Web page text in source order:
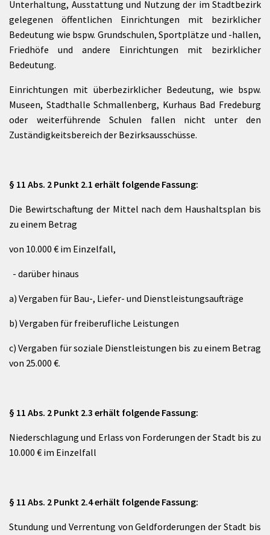
Unterhaltung, Ausstattung und Nutzung der im Stadtbezirk
gelegenen öffentlichen Einrichtungen mit bezirklicher
Bedeutung wie bspw. Grundschulen, Sportplätze und -hallen,
Friedhöfe und andere Einrichtungen mit bezirklicher
Bedeutung.
Einrichtungen mit überbezirklicher Bedeutung, wie bspw.
Museen, Stadthalle Schmallenberg, Kurhaus Bad Fredeburg
oder weiterführende Schulen fallen nicht unter den
Zuständigkeitsbereich der Bezirksausschüsse.
§ 11 Abs. 2 Punkt 2.1 erhält folgende Fassung:
Die Bewirtschaftung der Mittel nach dem Haushaltsplan bis
zu einem Betrag
von 10.000 € im Einzelfall,
- darüber hinaus
a) Vergaben für Bau-, Liefer- und Dienstleistungsaufträge
b) Vergaben für freiberufliche Leistungen
c) Vergaben für soziale Dienstleistungen bis zu einem Betrag
von 25.000 €.
§ 11 Abs. 2 Punkt 2.3 erhält folgende Fassung:
Niederschlagung und Erlass von Forderungen der Stadt bis zu
10.000 € im Einzelfall
§ 11 Abs. 2 Punkt 2.4 erhält folgende Fassung:
Stundung und Verrentung von Geldforderungen der Stadt bis